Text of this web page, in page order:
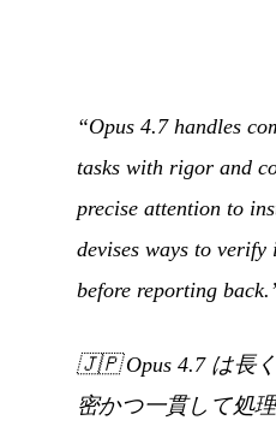
“Opus 4.7 handles
tasks with rigor and
precise attention to
devises ways to verify
before reporting
🇯🇵Opus 4.7 は長
密かつ一貫して処